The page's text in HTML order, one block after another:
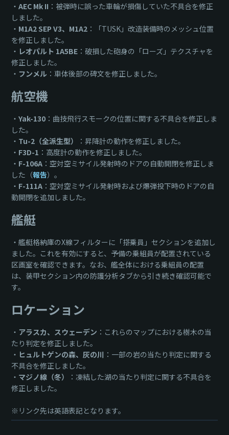
・AEC Mk II ：被弾時に誤った車輪が損傷していた不具合を修正
しました。
・ M1A2 SEP V3、M1A2 ：「TUSK」改造装備時のメッシュ位置
を修正しました。
・ レオパルト 1A5BE ：破損した砲身の「ローズ」テクスチャを
修正しました。
・ フンメル ：車体後部の碑文を修正しました。
航空機
・Yak-130 ：曲技飛行スモークの位置に関する不具合を修正しま
した。
・ Tu-2（全派生型）
：昇降計の動作を修正しました。
・ F3D-1 ：高度計の動作を修正しました。
・ F-106A ：空対空ミサイル発射時のドアの自動開閉を修正しま
した（報告）。
・ F-111A ：空対空ミサイル発射時および爆弾投下時のドアの自
動開閉を追加しました。
艦艇
・艦艇格納庫のX線フィルターに「搭乗員」セクションを追加し
ました。これを有効にすると、予備の乗組員が配置されている
区画室を確認できます。なお、艦全体における乗組員の配置
は、装甲セクション内の防護分析タブから引き続き確認可能で
す。
ロケーション
・ アラスカ、スウェーデン ：これらのマップにおける樹木の当
たり判定を修正しました。
・ ヒュルトゲンの森、灰の川 ：一部の岩の当たり判定に関する
不具合を修正しました。
・ マジノ線（冬）
：凍結した湖の当たり判定に関する不具合を
修正しました。
※リンク先は英語表記となります。